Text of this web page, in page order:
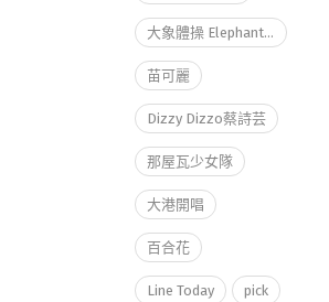
大象體操 Elephant Gym
苗可麗
Dizzy Dizzo蔡詩芸
那屋瓦少女隊
大港開唱
百合花
Line Today pick